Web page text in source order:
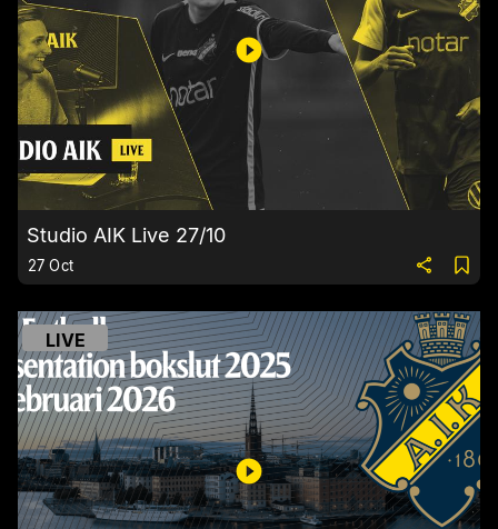
Studio AIK Live 27/10
27 Oct
LIVE